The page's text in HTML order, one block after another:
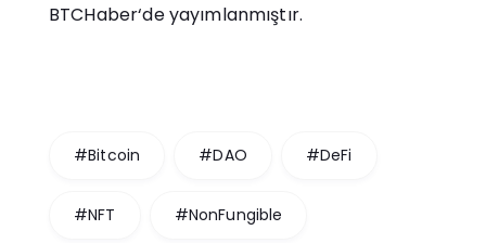
BTCHaber‘de yayımlanmıştır.
#Bitcoin #DAO #DeFi
#NFT #NonFungible